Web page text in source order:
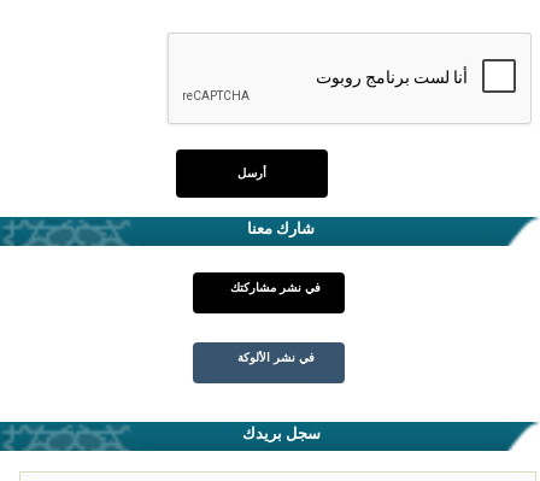
شارك معنا
في نشر مشاركتك
في نشر الألوكة
سجل بريدك